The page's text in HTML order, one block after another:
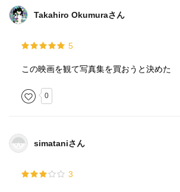
Takahiro Okumuraさん
5
この映画を観て写真集を買おうと決めた
0
simataniさん
3